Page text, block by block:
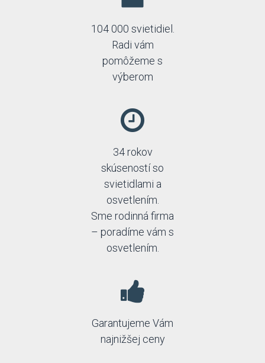
104 000 svietidiel.
Radi vám
pomôžeme s
výberom
34 rokov
skúseností so
svietidlami a
osvetlením.
Sme rodinná firma
– poradíme vám s
osvetlením.
Garantujeme Vám
najnižšej ceny